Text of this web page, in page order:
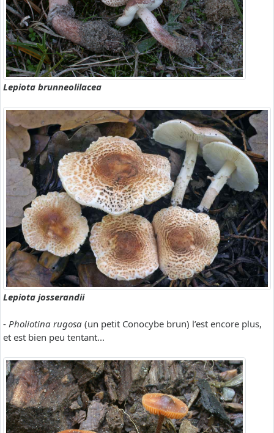
Lepiota brunneolilacea
Lepiota josserandii
- Pholiotina rugosa (un petit Conocybe brun) l’est encore plus,
et est bien peu tentant...